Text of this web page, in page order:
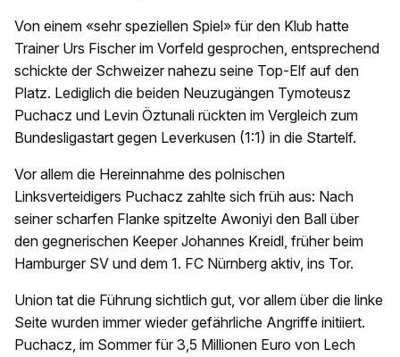
Von einem «sehr speziellen Spiel» für den Klub hatte
Trainer Urs Fischer im Vorfeld gesprochen, entsprechend
schickte der Schweizer nahezu seine Top-Elf auf den
Platz. Lediglich die beiden Neuzugängen Tymoteusz
Puchacz und Levin Öztunali rückten im Vergleich zum
Bundesligastart gegen Leverkusen (1:1) in die Startelf.
Vor allem die Hereinnahme des polnischen
Linksverteidigers Puchacz zahlte sich früh aus: Nach
seiner scharfen Flanke spitzelte Awoniyi den Ball über
den gegnerischen Keeper Johannes Kreidl, früher beim
Hamburger SV und dem 1. FC Nürnberg aktiv, ins Tor.
Union tat die Führung sichtlich gut, vor allem über die linke
Seite wurden immer wieder gefährliche Angriffe initiiert.
Puchacz, im Sommer für 3,5 Millionen Euro von Lech